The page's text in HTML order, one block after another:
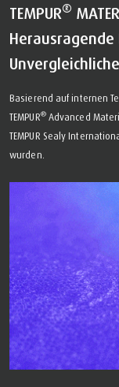
TEMPUR®
Basierend auf internen
TEMPUR®Advanced
TEMPUR Sealy
wurden.